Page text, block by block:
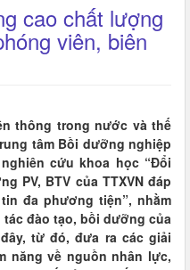
cao chất lượng
viên, biên
thông trong nước và thế
tâm Bồi dưỡng nghiệp
cứu khoa học “Đổi
PV, BTV của TTXVN đáp
đa phương tiện”, nhằm
đào tạo, bồi dưỡng của
từ đó, đưa ra các giải
năng về nguồn nhân lực,